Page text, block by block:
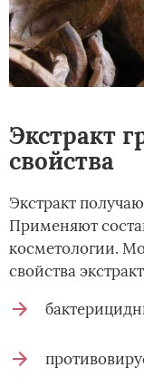
Экстракт
свойства
Экстракт
Применяют
косметологии.
свойства